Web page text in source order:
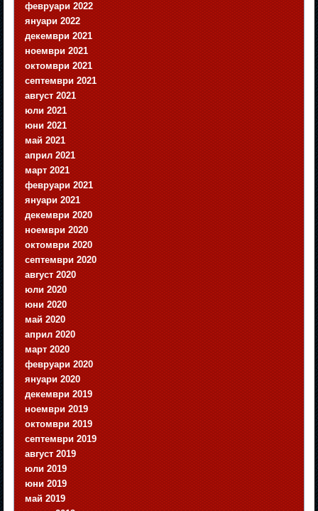
февруари 2022
януари 2022
декември 2021
ноември 2021
октомври 2021
септември 2021
август 2021
юли 2021
юни 2021
май 2021
април 2021
март 2021
февруари 2021
януари 2021
декември 2020
ноември 2020
октомври 2020
септември 2020
август 2020
юли 2020
юни 2020
май 2020
април 2020
март 2020
февруари 2020
януари 2020
декември 2019
ноември 2019
октомври 2019
септември 2019
август 2019
юли 2019
юни 2019
май 2019